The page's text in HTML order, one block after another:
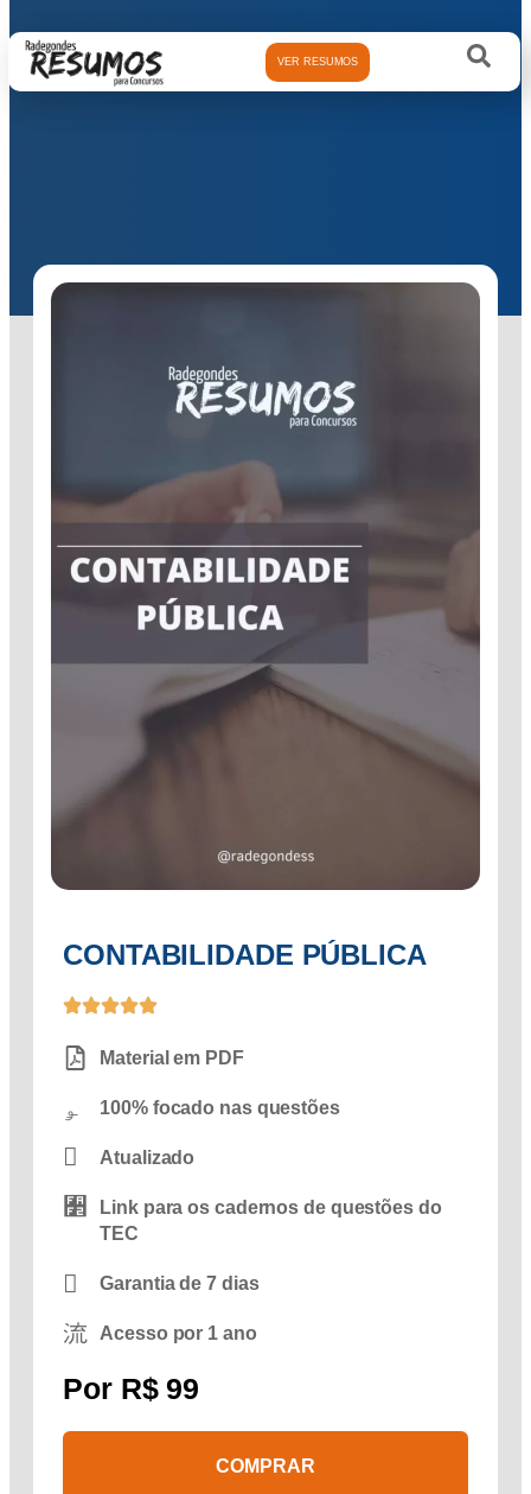
VER RESUMOS
CONTABILIDADE PÚBLICA
Material em PDF
100% focado nas questões
Atualizado
Link para os cadernos de questões do
TEC
Garantia de 7 dias
Acesso por 1 ano
Por R$99
COMPRAR